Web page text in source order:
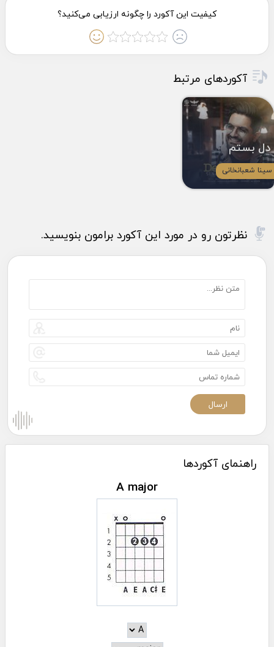
آکوردهای مرتبط
دل بستم
سینا شعبانخانی
نظرتون رو در مورد این آکورد برامون بنویسید.
راهنمای آکوردها
A major